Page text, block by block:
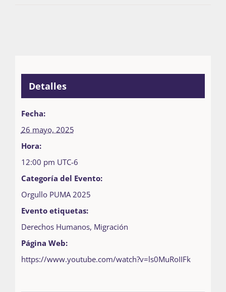
Detalles
Fecha:
26 mayo, 2025
Hora:
12:00 pm UTC-6
Categoría del Evento:
Orgullo PUMA 2025
Evento etiquetas:
Derechos Humanos, Migración
Página Web:
https://www.youtube.com/watch?v=ls0MuRoIIFk